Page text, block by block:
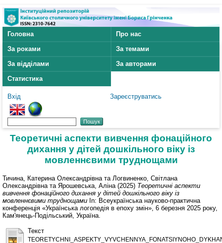
Головна
Про нас
За роками
За темами
За відділами
За авторами
Статистика
Вхід Зареєструватись
Теоретичні аспекти вивчення фонаційного
дихання у дітей дошкільного віку із
мовленнєвими труднощами
Тичина, Катерина Олександрівна та Логвиненко, Світлана
Олександрівна та Ярошевська, Аліна (2025) Теоретичні аспекти
вивчення фонаційного дихання у дітей дошкільного віку із
мовленнєвими труднощами In: Всеукраїнська науково-практична
конференція «Українська логопедія в епоху змін», 6 березня 2025 року,
Кам'янець-Подільський, Україна.
Текст